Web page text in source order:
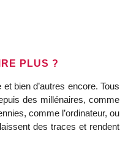
PLUS ?
bien d’autres encore. Tous
des millénaires, comme
comme l’ordinateur, ou
des traces et rendent